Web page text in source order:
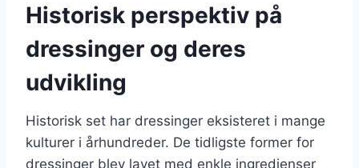
Historisk perspektiv på
dressinger og deres
udvikling
Historisk set har dressinger eksisteret i mange
kulturer i århundreder. De tidligste former for
dressinger blev lavet med enkle ingredienser